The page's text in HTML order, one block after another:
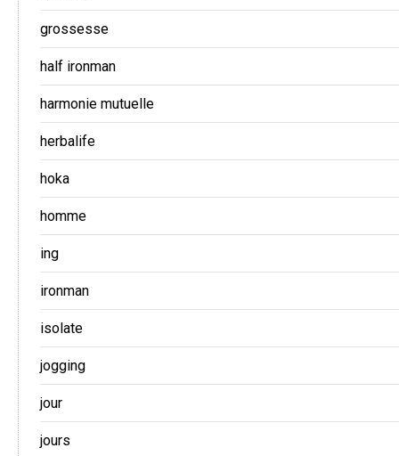
grossesse
half ironman
harmonie mutuelle
herbalife
hoka
homme
ing
ironman
isolate
jogging
jour
jours